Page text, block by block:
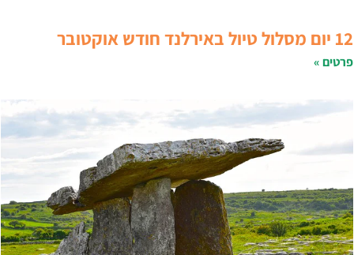
12 יום מסלול טיול באירלנד חודש אוקטובר
פרטים »